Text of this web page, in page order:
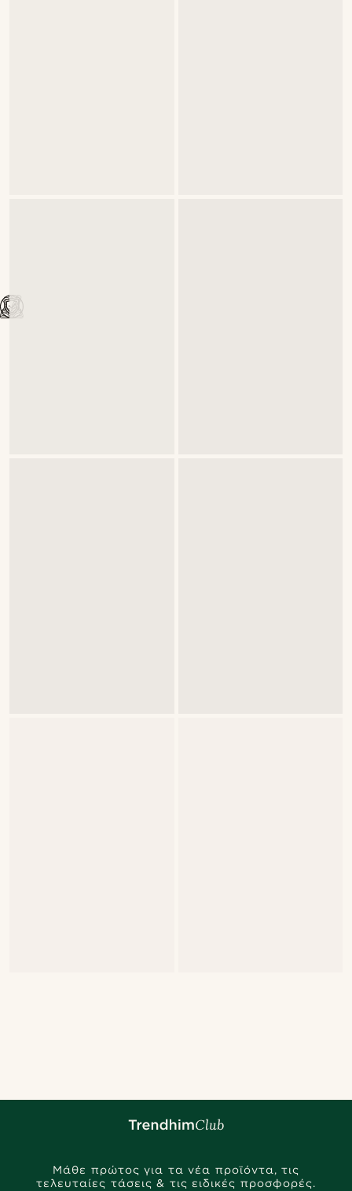
Μάθε πρώτος για τα νέα προϊόντα, τις
τελευταίες τάσεις & τις ειδικές προσφορές.